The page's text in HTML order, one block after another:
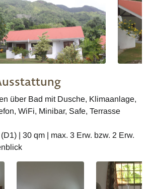
über Bad mit Dusche, Klimaanlage,
WiFi, Minibar, Safe, Terrasse
| 30 qm | max. 3 Erw. bzw. 2 Erw.